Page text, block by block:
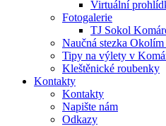
Virtuální
Fotogalerie
TJ Sokol
Naučná stezka
Tipy na výlety v
Kleštěnické roubenky
Kontakty
Kontakty
Napište nám
Odkazy